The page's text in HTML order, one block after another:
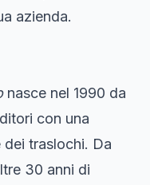
azienda.
nasce nel 1990 da
con una
traslochi. Da
30 anni di